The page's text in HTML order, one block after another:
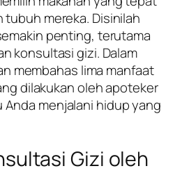
mereka. Disinilah
penting, terutama
konsultasi gizi. Dalam
membahas lima manfaat
dilakukan oleh apoteker
menjalani hidup yang
Gizi oleh